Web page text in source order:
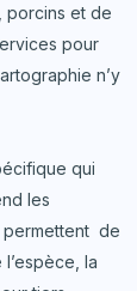
porcins et de
pour
n’y
qui
les
permettent de
la